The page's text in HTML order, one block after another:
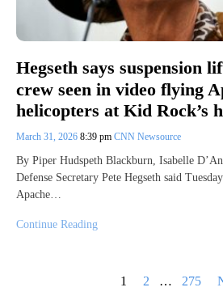
Hegseth says suspension
crew seen in video flying
helicopters at Kid Rock’s
March 31, 2026 8:39 pm CNN Newsource
By Piper Hudspeth Blackburn, Isabelle
Defense Secretary Pete Hegseth said
Apache…
Continue Reading
1 2 … 275